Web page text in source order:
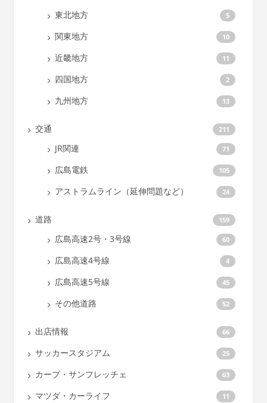
東北地方 5
関東地方 10
近畿地方 11
四国地方 2
九州地方 13
交通 211
JR関連 71
広島電鉄 105
アストラムライン（延伸問題など） 24
道路 159
広島高速2号・3号線 60
広島高速4号線 4
広島高速5号線 45
その他道路 52
出店情報 66
サッカースタジアム 25
カープ・サンフレッチェ 63
マツダ・カーライフ 11